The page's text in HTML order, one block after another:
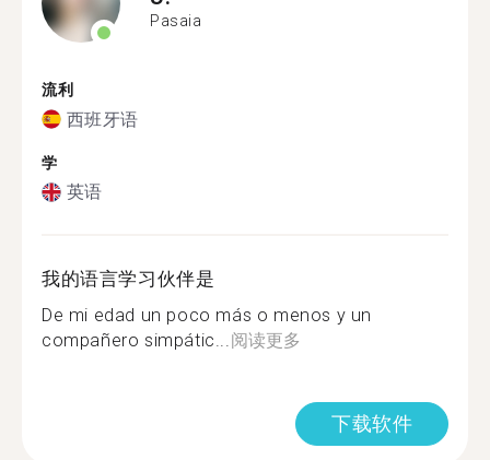
Pasaia
流利
西班牙语
学
英语
我的语言学习伙伴是
De mi edad un poco más o menos y un
compañero simpátic...阅读更多
下载软件